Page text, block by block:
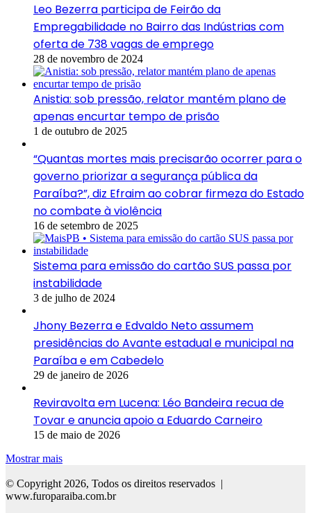
Leo Bezerra participa de Feirão da
Empregabilidade no Bairro das Indústrias com
oferta de 738 vagas de emprego
28 de novembro de 2024
Anistia: sob pressão, relator mantém plano de
apenas encurtar tempo de prisão
1 de outubro de 2025
“Quantas mortes mais precisarão ocorrer para o
governo priorizar a segurança pública da
Paraíba?”, diz Efraim ao cobrar firmeza do Estado
no combate à violência
16 de setembro de 2025
Sistema para emissão do cartão SUS passa por
instabilidade
3 de julho de 2024
Jhony Bezerra e Edvaldo Neto assumem
presidências do Avante estadual e municipal na
Paraíba e em Cabedelo
29 de janeiro de 2026
Reviravolta em Lucena: Léo Bandeira recua de
Tovar e anuncia apoio a Eduardo Carneiro
15 de maio de 2026
Mostrar mais
© Copyright 2026, Todos os direitos reservados |
www.furoparaiba.com.br